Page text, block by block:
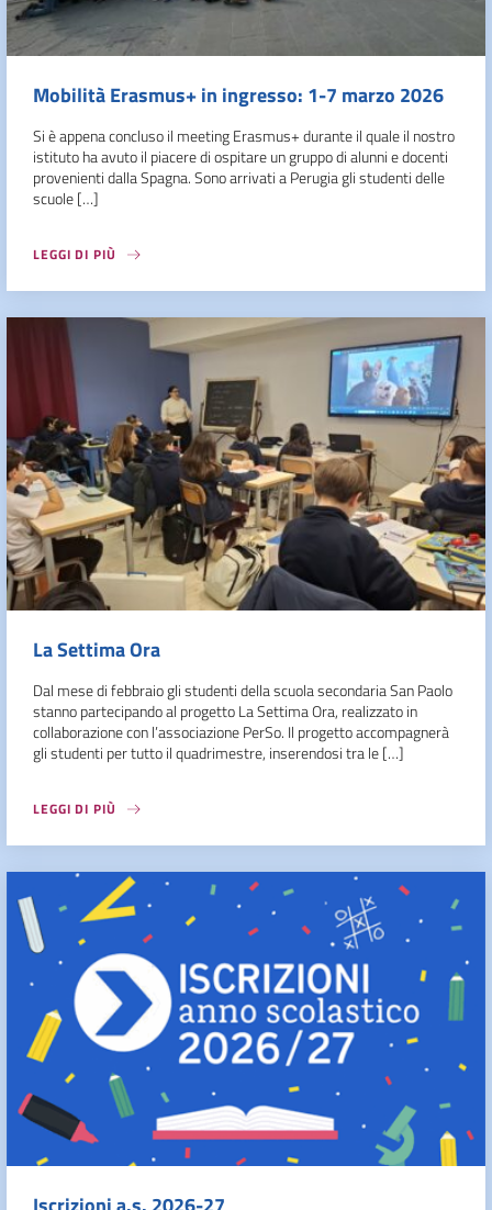
Mobilità Erasmus+ in ingresso: 1-7 marzo 2026
Si è appena concluso il meeting Erasmus+ durante il quale il nostro
istituto ha avuto il piacere di ospitare un gruppo di alunni e docenti
provenienti dalla Spagna. Sono arrivati a Perugia gli studenti delle
scuole […]
LEGGI DI PIÙ
La Settima Ora
Dal mese di febbraio gli studenti della scuola secondaria San Paolo
stanno partecipando al progetto La Settima Ora, realizzato in
collaborazione con l’associazione PerSo. Il progetto accompagnerà
gli studenti per tutto il quadrimestre, inserendosi tra le […]
LEGGI DI PIÙ